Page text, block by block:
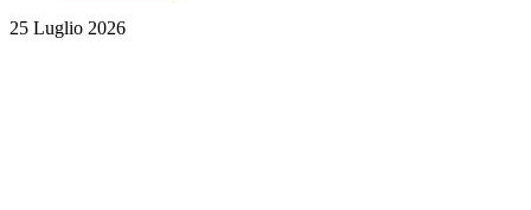
25 Luglio 2026